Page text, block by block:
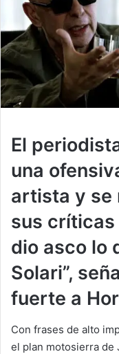
El
una
artista y se
sus críticas
dio asco lo
Solari”,
fuerte a
Con frases de alto
el plan motosierra